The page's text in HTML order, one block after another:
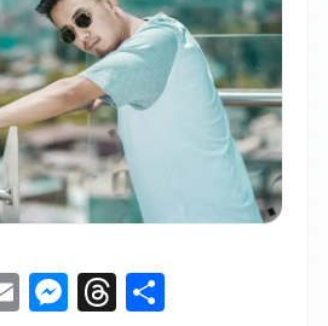
EmailMessenger
Threads